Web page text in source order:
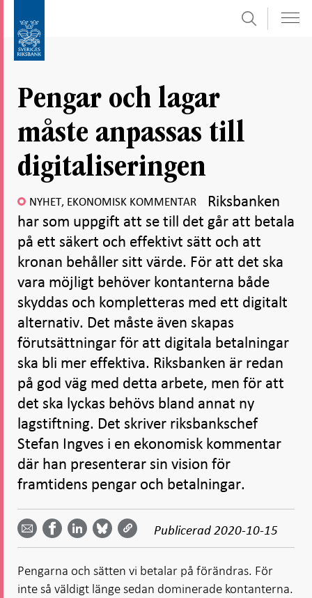
direkt
undersidor
Sök
Pengar och lagar
måste anpassas till
digitaliseringen
NYHET, EKONOMISK KOMMENTAR
Riksbanken
har som uppgift att se till det går att betala
på ett säkert och effektivt sätt och att
kronan behåller sitt värde. För att det ska
vara möjligt behöver kontanterna både
skyddas och kompletteras med ett digitalt
alternativ. Det måste även skapas
förutsättningar för att digitala betalningar
ska bli mer effektiva. Riksbanken är redan
på god väg med detta arbete, men för att
det ska lyckas behövs bland annat ny
lagstiftning. Det skriver riksbankschef
Stefan Ingves i en ekonomisk kommentar
där han presenterar sin vision för
framtidens pengar och betalningar.
Dela
email -
Öppnas
i ny flik
Dela på
Facebook
- Öppnas
Dela på
LinkedIn
-
Öppnas
på
Bluesky
-
i ny flik
på
Twitter
-
i ny flik
Publicerad 2020-10-15
Pengarna och sätten vi betalar på förändras. För
inte så väldigt länge sedan dominerade kontanterna.